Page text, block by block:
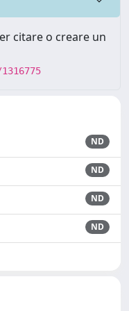
citare o creare un
ND
ND
ND
ND